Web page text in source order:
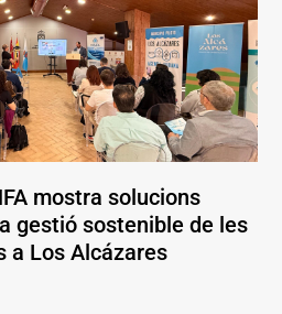
mostra solucions
gestió sostenible de les
a Los Alcázares